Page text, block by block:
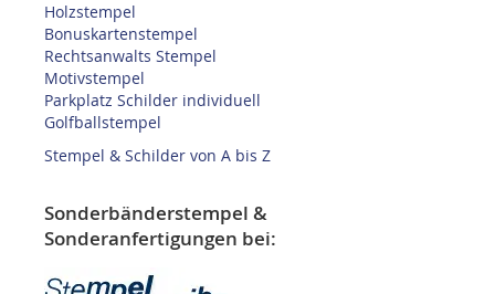
Holzstempel
Bonuskartenstempel
Rechtsanwalts Stempel
Motivstempel
Parkplatz Schilder individuell
Golfballstempel
Stempel & Schilder von A bis Z
Sonderbänderstempel &
Sonderanfertigungen bei: